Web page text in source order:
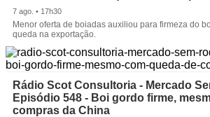
7 ago. • 17h30
Menor oferta de boiadas auxiliou para firmeza do
queda na exportação.
Rádio Scot Consultoria - Mercado
Episódio 548 - Boi gordo firme,
compras da China